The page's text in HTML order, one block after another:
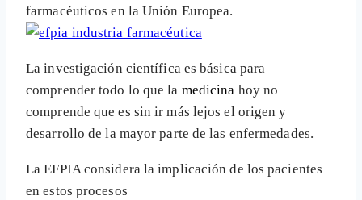
farmacéuticos en la Unión Europea.
La investigación científica es básica para
comprender todo lo que la medicina hoy no
comprende que es sin ir más lejos el origen y
desarrollo de la mayor parte de las enfermedades.
La EFPIA considera la implicación de los pacientes
en estos procesos